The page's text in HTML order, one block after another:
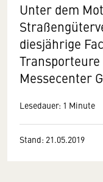
Unter dem
diesjährige
Messecenter
Lesedauer: 1 Minute
Stand: 21.05.2019